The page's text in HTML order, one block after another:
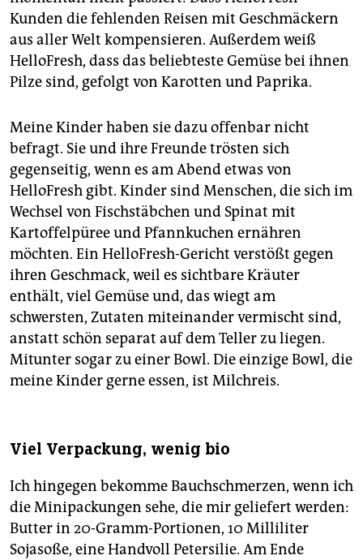
Kunden die fehlenden Reisen mit Geschmäckern
aus aller Welt kompensieren. Außerdem weiß
HelloFresh, dass das beliebteste Gemüse bei ihnen
Pilze sind, gefolgt von Karotten und Paprika.
Meine Kinder haben sie dazu offenbar nicht
befragt. Sie und ihre Freunde trösten sich
gegenseitig, wenn es am Abend etwas von
HelloFresh gibt. Kinder sind Menschen, die sich im
Wechsel von Fischstäbchen und Spinat mit
Kartoffelpüree und Pfannkuchen ernähren
möchten. Ein Hello­Fresh-Gericht verstößt gegen
ihren Geschmack, weil es sichtbare Kräuter
enthält, viel Gemüse und, das wiegt am
schwersten, Zutaten miteinander vermischt sind,
anstatt schön separat auf dem Teller zu liegen.
Mitunter sogar zu einer Bowl. Die einzige Bowl, die
meine Kinder gerne essen, ist Milchreis.
Viel Verpackung, wenig bio
Ich hingegen bekomme Bauchschmerzen, wenn ich
die Minipackungen sehe, die mir geliefert werden:
Butter in 20-Gramm-Portionen, 10 Milliliter
Sojasoße, eine Handvoll Petersilie. Am Ende